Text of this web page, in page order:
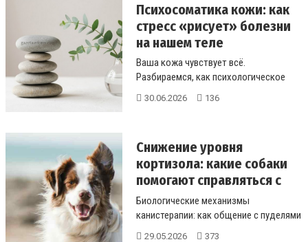
Психосоматика кожи: как
стресс «рисует» болезни
на нашем теле
Ваша кожа чувствует всё.
Разбираемся, как психологическое
напряжение вызывает экзему и
30.06.2026 136
Снижение уровня
кортизола: какие собаки
помогают справляться с
ме...
Биологические механизмы
канистерапии: как общение с пуделями
и ретриверами помогает поднять
29.05.2026 373